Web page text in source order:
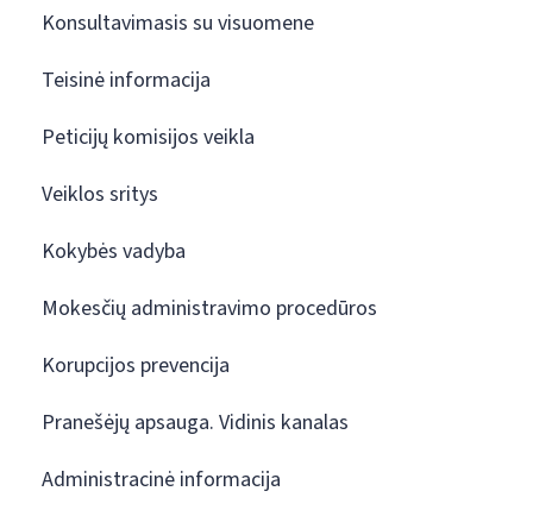
Konsultavimasis su visuomene
Teisinė informacija
Peticijų komisijos veikla
Veiklos sritys
Kokybės vadyba
Mokesčių administravimo procedūros
Korupcijos prevencija
Pranešėjų apsauga. Vidinis kanalas
Administracinė informacija